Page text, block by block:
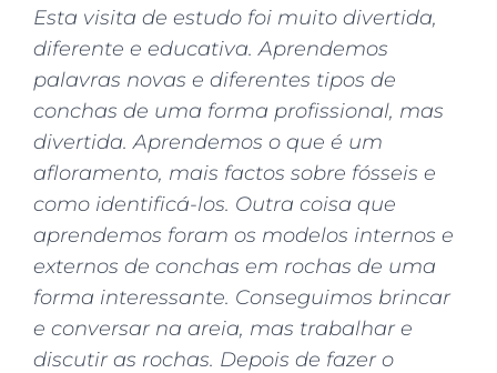
Esta visita de estudo foi muito divertida,
diferente e educativa. Aprendemos
palavras novas e diferentes tipos de
conchas de uma forma profissional, mas
divertida. Aprendemos o que é um
afloramento, mais factos sobre fósseis e
como identificá-los. Outra coisa que
aprendemos foram os modelos internos e
externos de conchas em rochas de uma
forma interessante. Conseguimos brincar
e conversar na areia, mas trabalhar e
discutir as rochas. Depois de fazer o